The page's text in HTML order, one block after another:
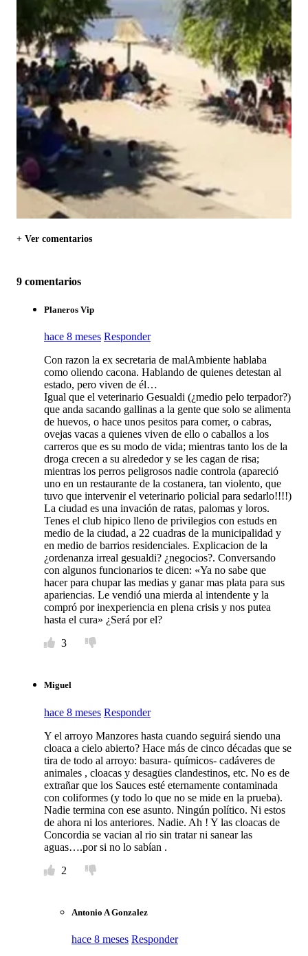
+ Ver comentarios
9 comentarios
Planeros Vip
hace 8 meses Responder
Con razon la ex secretaria de malAmbiente hablaba
como oliendo cacona. Hablando de quienes detestan al
estado, pero viven de él…
Igual que el veterinario Gesualdi (¿medio pelo terpador?)
que anda sacando gallinas a la gente que solo se alimenta
de huevos, o hace unos pesitos para comer, o cabras,
ovejas vacas a quienes viven de ello o caballos a los
carreros que es su modo de vida; mientras tanto los de la
droga crecen a su alrededor y se les cagan de risa;
mientras los perros peligrosos nadie controla (apareció
uno en un restaurante de la costanera, tan violento, que
tuvo que intervenir el veterinario policial para sedarlo!!!!)
La ciudad es una invación de ratas, palomas y loros.
Tenes el club hipico lleno de privilegios con estuds en
medio de la ciudad, a 22 cuadras de la municipalidad y
en medio de barrios residenciales. Explicacion de la
¿ordenanza irreal gesualdi? ¿negocios?. Conversando
con algunos funcionarios te dicen: «Ya no sabe que
hacer para chupar las medias y ganar mas plata para sus
apariencias. Le vendió una mierda al intendente y la
compró por inexperiencia en plena crisis y nos putea
hasta el cura» ¿Será por el?
3
Miguel
hace 8 meses Responder
Y el arroyo Manzores hasta cuando seguirá siendo una
cloaca a cielo abierto? Hace más de cinco décadas que se
tira de todo al arroyo: basura- químicos- cadáveres de
animales , cloacas y desagües clandestinos, etc. No es de
extrañar que los Sauces esté eternamente contaminada
con coliformes (y todo lo que no se mide en la prueba).
Nadie termina con ese asunto. Ningún político. Ni estos
de ahora ni los anteriores. Nadie. Ah ! Y las cloacas de
Concordia se vacian al rio sin tratar ni sanear las
aguas….por si no lo sabían .
2
Antonio A Gonzalez
hace 8 meses Responder